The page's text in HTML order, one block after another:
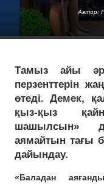
Автор:
Тамыз айы
перзенттерін
өтеді. Демек,
қыз-қыз
шашылсын»
аямайтын тағы
дайындау.
«Баладан